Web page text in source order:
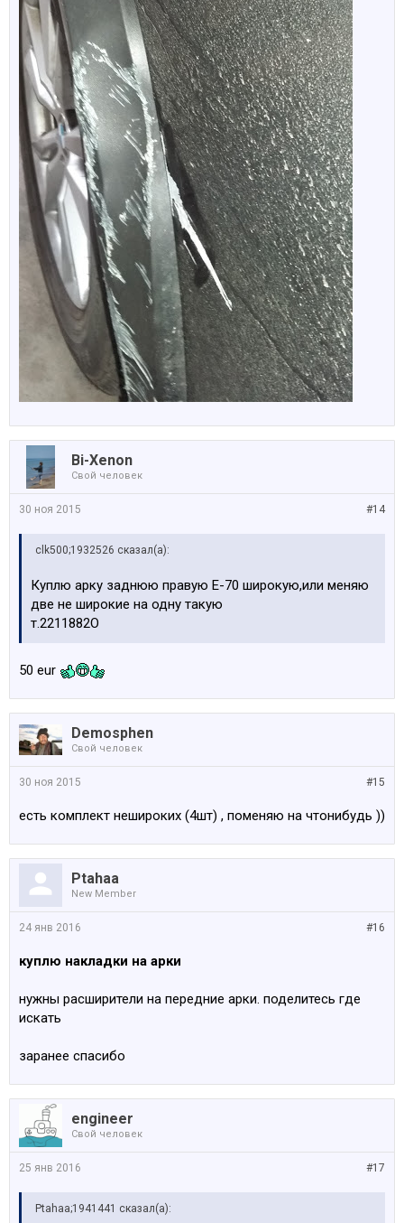
Bi-Xenon
Свой человек
#14
30 ноя 2015
clk500;1932526 сказал(а):
Куплю арку заднюю правую Е-70 широкую,или меняю
две не широкие на одну такую
т.2211882О
50 eur
Demosphen
Свой человек
#15
30 ноя 2015
есть комплект нешироких (4шт) , поменяю на чтонибудь ))
Ptahaa
New Member
#16
24 янв 2016
куплю накладки на арки
нужны расширители на передние арки. поделитесь где
искать
заранее спасибо
engineer
Свой человек
#17
25 янв 2016
Ptahaa;1941441 сказал(а):